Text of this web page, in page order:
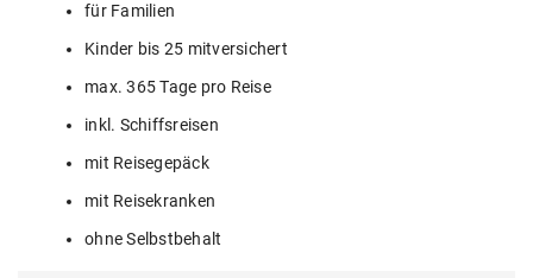
für Familien
Kinder bis 25 mitversichert
max. 365 Tage pro Reise
inkl. Schiffsreisen
mit Reisegepäck
mit Reisekranken
ohne Selbstbehalt